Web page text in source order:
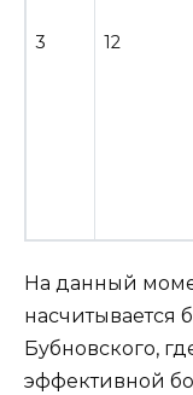
3 12
На данный
насчитывается
Бубновского,
эффективной